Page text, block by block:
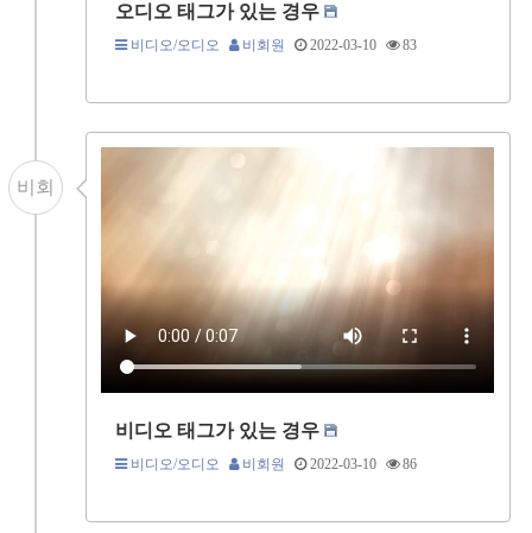
오디오 태그가 있는 경우
비디오/오디오 비회원 2022-03-10 83
비회
비디오 태그가 있는 경우
비디오/오디오 비회원 2022-03-10 86